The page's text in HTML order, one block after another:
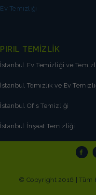
Ev Temizliği
PIRIL TEMİZLİK
İstanbul Ev Temizliği ve
İstanbul Temizlik ve Ev
İstanbul Ofis Temizliği
İstanbul İnşaat Temizliği
© Copyright 2016 | Tüm